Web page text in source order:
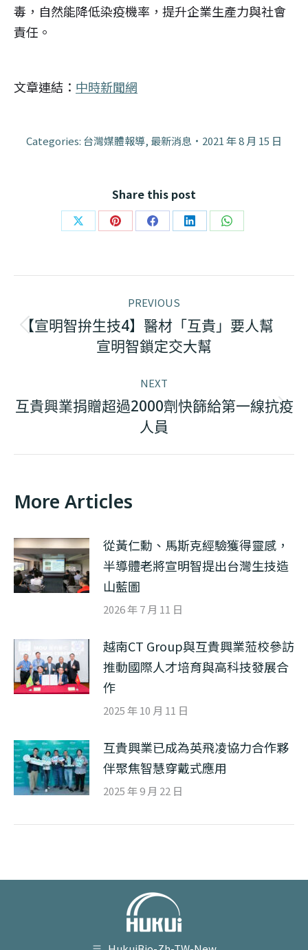
毒，自然能降低染疫機率，提升企業生產力與社會
責任。
文章連結： 中時新聞網
Categories: 台灣媒體報導, 最新消息 2021 年 8 月 15 日
Share this post
Share
X
Share
Pinterest
Share
Facebook
Share
LinkedIn
Share
WhatsApp
navigation
PREVIOUS
Previous
post:
【宣明智拚生技4】醫材「互貴」要人幫
宣明智鎖定交大幫
NEXT
Next
post:
互貴興業捐贈超過2000劑快篩給第一線抗疫
人員
More Articles
從黃仁勳、馬斯克經驗獲得靈感，
半導體老將宣明智提出台灣生技造
山藍圖
2026 年 7 月 11 日
越南CT Group與互貴興業蒞校參訪
推動國際人才培育與高科技發展合
作
2025 年 10 月 11 日
互貴興業已成為英飛凌協力合作夥
伴聚焦智慧穿戴式應用
2025 年 9 月 22 日